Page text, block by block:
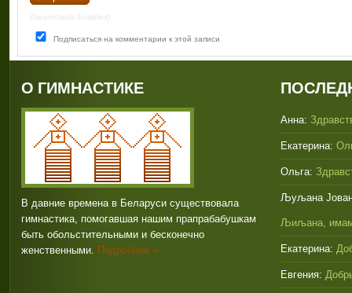
(Spamcheck Enabled)
Подписаться на комментарии к этой записи
О ГИМНАСТИКЕ
В давние времена в Беларуси существовала
гимнастика, помогавшая нашим прапрабабушкам
быть обольстительными и бесконечно
женственными. Подробнее »
Анна:
Екатерина:
Ольга:
Љуљана
Љиљана,
Екатерина:
Евгения: